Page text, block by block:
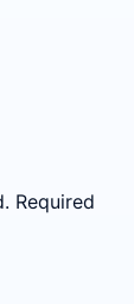
Required